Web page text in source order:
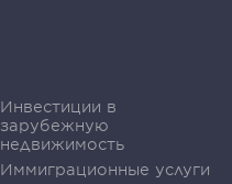
Инвестиции в
зарубежную
недвижимость
Иммиграционные услуги